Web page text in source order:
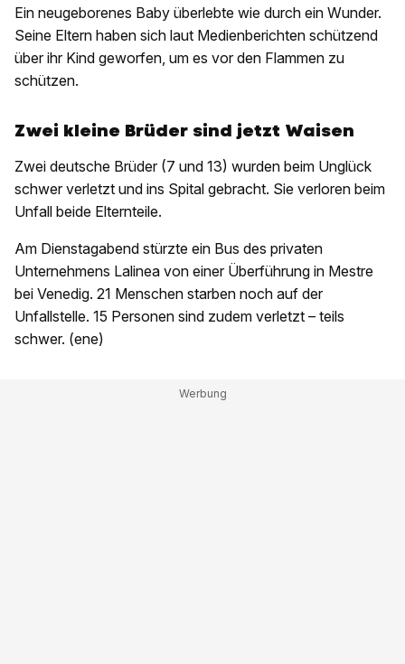
Ein neugeborenes Baby überlebte wie durch ein Wunder.
Seine Eltern haben sich laut Medienberichten schützend
über ihr Kind geworfen, um es vor den Flammen zu
schützen.
Zwei kleine Brüder sind jetzt Waisen
Zwei deutsche Brüder (7 und 13) wurden beim Unglück
schwer verletzt und ins Spital gebracht. Sie verloren beim
Unfall beide Elternteile.
Am Dienstagabend stürzte ein Bus des privaten
Unternehmens Lalinea von einer Überführung in Mestre
bei Venedig. 21 Menschen starben noch auf der
Unfallstelle. 15 Personen sind zudem verletzt – teils
schwer. (ene)